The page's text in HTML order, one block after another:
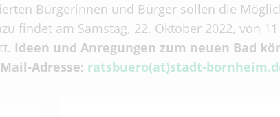
Bürgerinnen und Bürger sollen die
findet am Samstag, 22. Oktober 2022, von
Ideen und Anregungen zum neuen Bad
Adresse: ratsbuero(at)stadt-